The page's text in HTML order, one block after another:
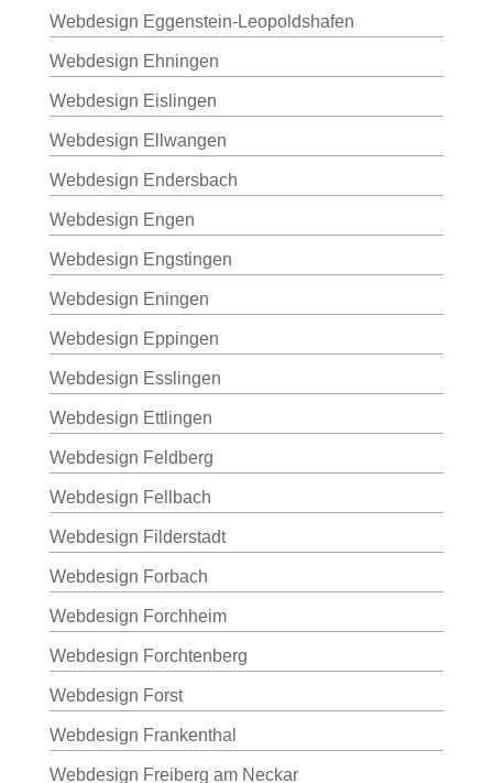
Webdesign Eggenstein-Leopoldshafen
Webdesign Ehningen
Webdesign Eislingen
Webdesign Ellwangen
Webdesign Endersbach
Webdesign Engen
Webdesign Engstingen
Webdesign Eningen
Webdesign Eppingen
Webdesign Esslingen
Webdesign Ettlingen
Webdesign Feldberg
Webdesign Fellbach
Webdesign Filderstadt
Webdesign Forbach
Webdesign Forchheim
Webdesign Forchtenberg
Webdesign Forst
Webdesign Frankenthal
Webdesign Freiberg am Neckar